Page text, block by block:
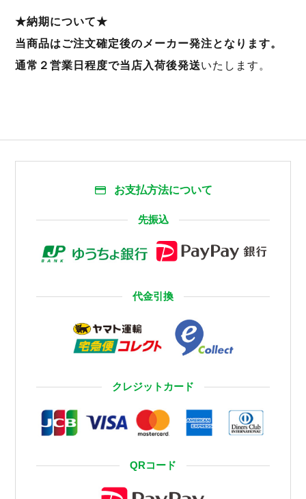
★納期について★
当商品はご注文確定後のメーカー発注となります。
通常２営業日程度で当店入荷後発送いたします。
お支払方法について
先振込
代金引換
クレジットカード
QRコード